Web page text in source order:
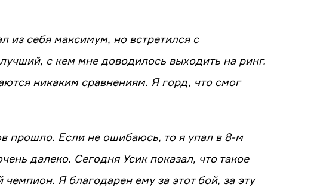
из себя максимум, но встретился с
с кем мне доводилось выходить на ринг.
никаким сравнениям. Я горд, что смог
прошло. Если не ошибаюсь, то я упал в 8-м
далеко. Сегодня Усик показал, что такое
Я благодарен ему за этот бой, за эту